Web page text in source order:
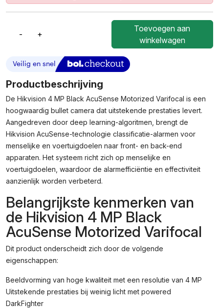
-
Hikvision
MP
Black
AcuSense
Motorized
Varifocal
Bullet
Network
Camera
12mm
Aantal
+
Toevoegen aan
winkelwagen
Productbeschrijving
De Hikvision 4 MP Black AcuSense Motorized Varifocal is een
hoogwaardig bullet camera dat uitstekende prestaties levert.
Aangedreven door deep learning-algoritmen, brengt de
Hikvision AcuSense-technologie classificatie-alarmen voor
menselijke en voertuigdoelen naar front- en back-end
apparaten. Het systeem richt zich op menselijke en
voertuigdoelen, waardoor de alarmefficiëntie en effectiviteit
aanzienlijk worden verbeterd.
Belangrijkste kenmerken van
de Hikvision 4 MP Black
AcuSense Motorized Varifocal
Dit product onderscheidt zich door de volgende
eigenschappen:
Beeldvorming van hoge kwaliteit met een resolutie van 4 MP
Uitstekende prestaties bij weinig licht met powered
DarkFighter